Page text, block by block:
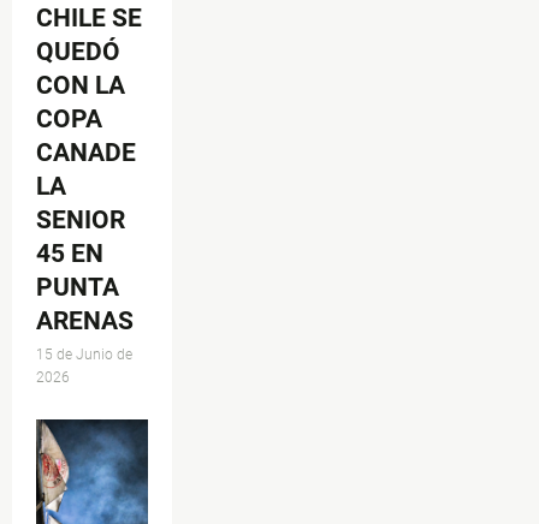
CHILE SE
QUEDÓ
CON LA
COPA
CANADE
LA
SENIOR
45 EN
PUNTA
ARENAS
15 de Junio de
2026